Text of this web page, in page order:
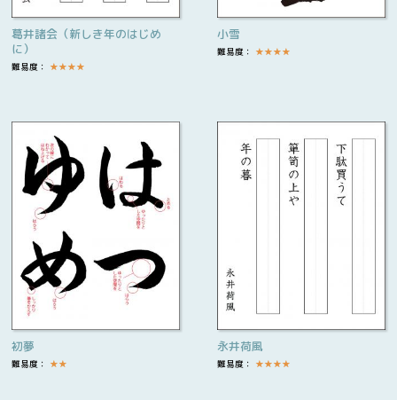
葛井諸会（新しき年のはじめ
に）
難易度： ★★★★
小雪
難易度： ★★★★
初夢
難易度： ★★
永井荷風
難易度： ★★★★